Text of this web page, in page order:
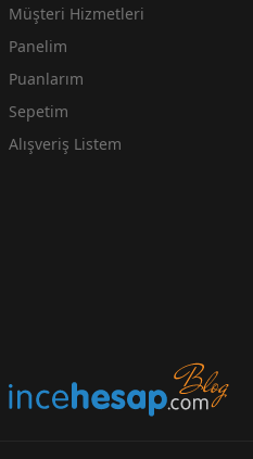
Müşteri Hizmetleri
Panelim
Puanlarım
Sepetim
Alışveriş Listem